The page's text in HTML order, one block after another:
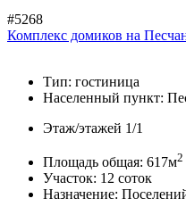
#5268
Комплекс домиков на
Тип: гостиница
Населенный пункт:
Этаж/этажей 1/1
Площадь общая: 617м2
Участок: 12 соток
Назначение: